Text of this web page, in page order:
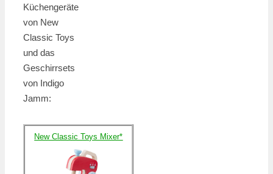
Küchengeräte
von New
Classic Toys
und das
Geschirrsets
von Indigo
Jamm:
New Classic Toys Mixer*